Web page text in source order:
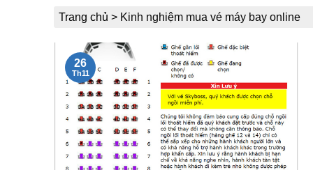
Trang chủ > Kinh nghiệm mua vé máy bay online
26
Th11